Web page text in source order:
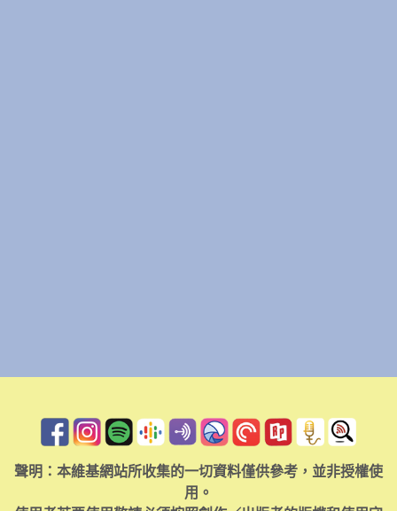
聲明：本維基網站所收集的一切資料僅供參考，並非授權使
用。